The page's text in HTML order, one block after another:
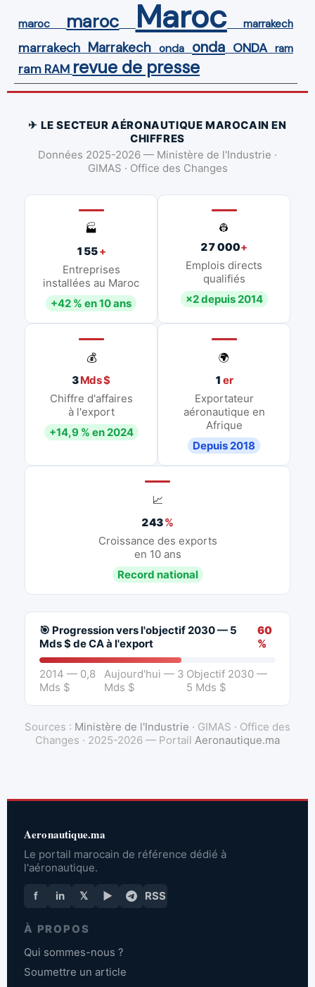
maroc maroc Maroc marrakech
marrakech Marrakech onda onda ONDA ram
ram RAM revue de presse
✈ LE SECTEUR AÉRONAUTIQUE MAROCAIN EN
CHIFFRES
Données 2025-2026 — Ministère de l'Industrie ·
GIMAS · Office des Changes
🏭
155+
Entreprises
installées au Maroc
+42 % en 10 ans
👷
27 000+
Emplois directs
qualifiés
×2 depuis 2014
💰
3Mds $
Chiffre d'affaires
à l'export
+14,9 % en 2024
🌍
1 er
Exportateur
aéronautique en
Afrique
Depuis 2018
📈
243%
Croissance des exports
en 10 ans
Record national
🎯 Progression vers l'objectif 2030 — 5
Mds $ de CA à l'export
60
%
2014 — 0,8
Mds $
Aujourd'hui — 3
Mds $
Objectif 2030 —
5 Mds $
Sources : Ministère de l'Industrie · GIMAS · Office des
Changes · 2025-2026 — Portail Aeronautique.ma
Aeronautique.ma
Le portail marocain de référence dédié à
l'aéronautique.
f in 𝕏 ▶ RSS
À PROPOS
Qui sommes-nous ?
Soumettre un article